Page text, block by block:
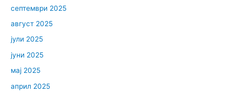
септември 2025
август 2025
јули 2025
јуни 2025
мај 2025
април 2025